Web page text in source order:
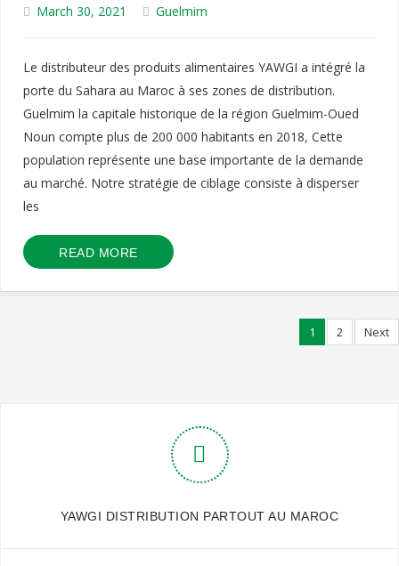
March 30, 2021 Guelmim
Le distributeur des produits alimentaires YAWGI a intégré la
porte du Sahara au Maroc à ses zones de distribution.
Guelmim la capitale historique de la région Guelmim-Oued
Noun compte plus de 200 000 habitants en 2018, Cette
population représente une base importante de la demande
au marché. Notre stratégie de ciblage consiste à disperser
les
READ MORE
1 2 Next
YAWGI DISTRIBUTION PARTOUT AU MAROC